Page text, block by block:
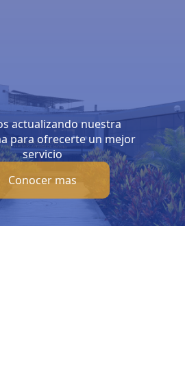
actualizando nuestra
para ofrecerte un mejor
servicio
Conocer mas